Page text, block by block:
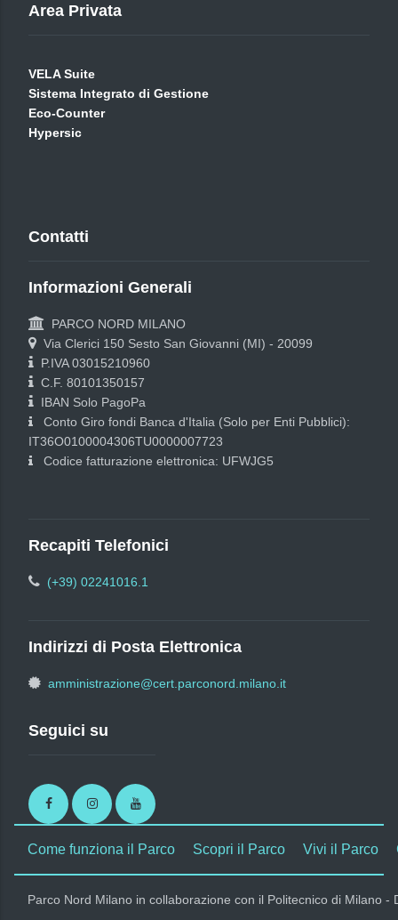
Area Privata
VELA Suite
Sistema Integrato di Gestione
Eco-Counter
Hypersic
Contatti
Informazioni Generali
PARCO NORD MILANO
Via Clerici 150 Sesto San Giovanni (MI) - 20099
P.IVA 03015210960
C.F. 80101350157
IBAN Solo PagoPa
Conto Giro fondi Banca d'Italia (Solo per Enti Pubblici):
IT36O0100004306TU0000007723
Codice fatturazione elettronica: UFWJG5
Recapiti Telefonici
(+39) 02241016.1
Indirizzi di Posta Elettronica
amministrazione@cert.parconord.milano.it
Seguici su
FacebookInstagramYoutube
Come funziona il Parco Scopri il Parco Vivi il Parco
Parco Nord Milano in collaborazione con il Politecnico di Milano